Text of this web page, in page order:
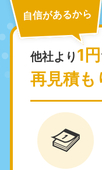
自信があるから
他社より 1円
再見積も
9:00〜19:00 年中
050-1881-
9:00〜19:00 年
栃木県
群馬県
050-1881-
9:00〜19:00 年中